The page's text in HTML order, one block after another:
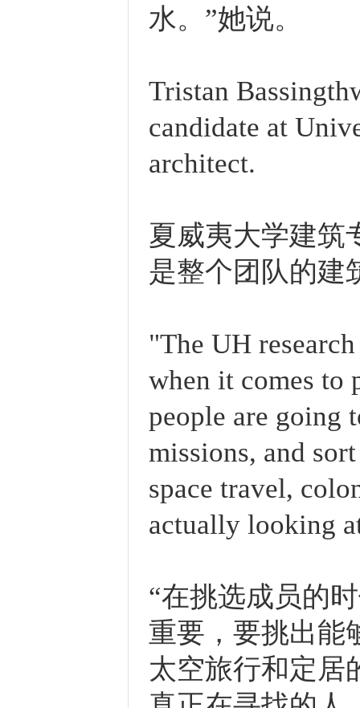
水。”她说。
Tristan
candidate at
architect.
夏威夷大学建筑
是整个团队的建
"The UH
when it comes to
people are going
missions, and
space travel,
actually looking
“在挑选成员的
重要，要挑出能
太空旅行和定居